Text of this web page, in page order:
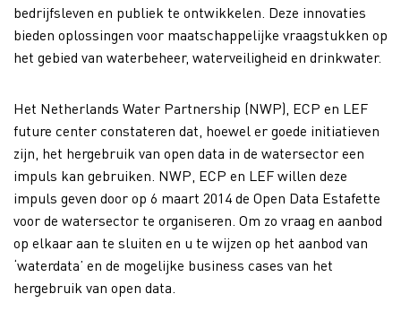
bedrijfsleven en publiek te ontwikkelen. Deze innovaties
bieden oplossingen voor maatschappelijke vraagstukken op
het gebied van waterbeheer, waterveiligheid en drinkwater.
Het Netherlands Water Partnership (NWP), ECP en LEF
future center constateren dat, hoewel er goede initiatieven
zijn, het hergebruik van open data in de watersector een
impuls kan gebruiken. NWP, ECP en LEF willen deze
impuls geven door op 6 maart 2014 de Open Data Estafette
voor de watersector te organiseren. Om zo vraag en aanbod
op elkaar aan te sluiten en u te wijzen op het aanbod van
‘waterdata’ en de mogelijke business cases van het
hergebruik van open data.